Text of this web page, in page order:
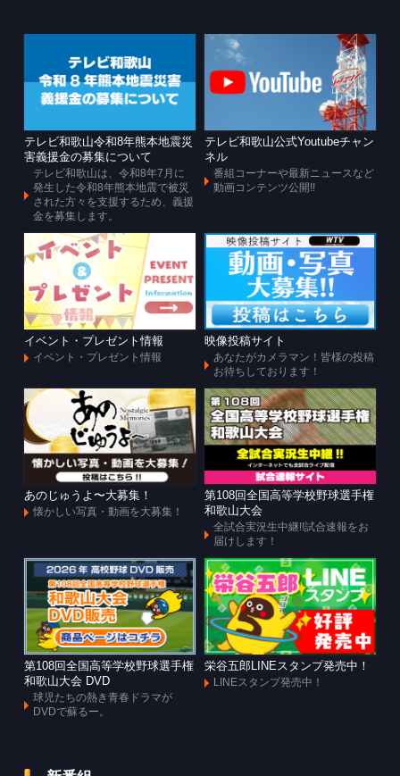
テレビ和歌山令和8年熊本地震災
害義援金の募集について
テレビ和歌山は、令和8年7月に
発生した令和8年熊本地震で被災
された方々を支援するため、義援
金を募集します。
テレビ和歌山公式Youtubeチャン
ネル
番組コーナーや最新ニュースなど
動画コンテンツ公開!!
イベント・プレゼント情報
イベント・プレゼント情報
映像投稿サイト
あなたがカメラマン！皆様の投稿
お待ちしております！
あのじゅうよ〜大募集！
懐かしい写真・動画を大募集！
第108回全国高等学校野球選手権
和歌山大会
全試合実況生中継!!試合速報をお
届けします！
第108回全国高等学校野球選手権
和歌山大会 DVD
球児たちの熱き青春ドラマが
DVDで蘇るー。
栄谷五郎LINEスタンプ発売中！
LINEスタンプ発売中！